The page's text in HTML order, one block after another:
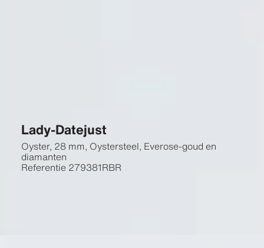
Lady-Datejust
Oyster, 28 mm, Oystersteel, Everose-goud en
diamanten
Referentie 279381RBR